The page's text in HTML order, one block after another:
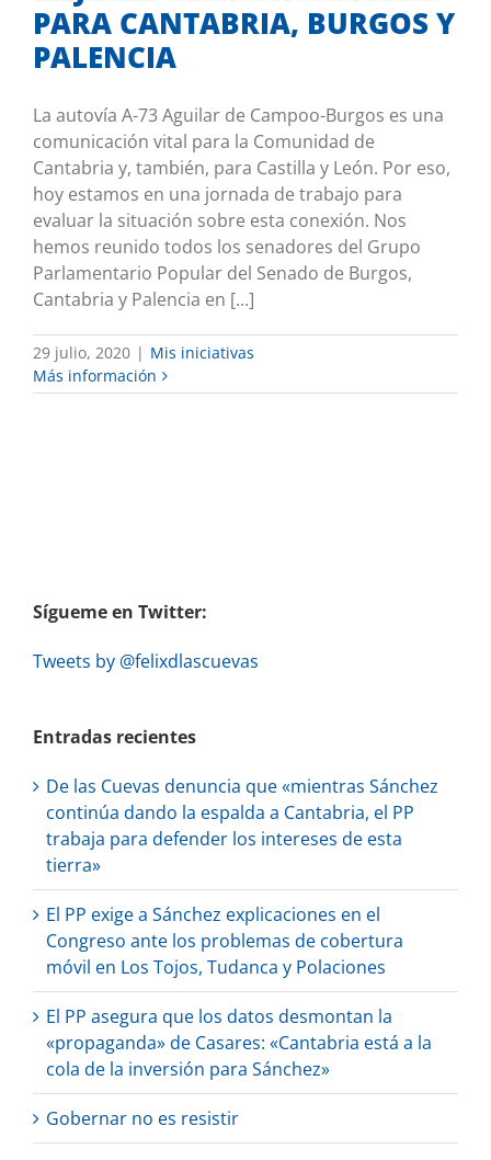
PARA CANTABRIA, BURGOS Y
PALENCIA
La autovía A-73 Aguilar de Campoo-Burgos es una
comunicación vital para la Comunidad de
Cantabria y, también, para Castilla y León. Por eso,
hoy estamos en una jornada de trabajo para
evaluar la situación sobre esta conexión. Nos
hemos reunido todos los senadores del Grupo
Parlamentario Popular del Senado de Burgos,
Cantabria y Palencia en [...]
29 julio, 2020 | Mis iniciativas
Más información
Sígueme en Twitter:
Tweets by @felixdlascuevas
Entradas recientes
De las Cuevas denuncia que «mientras Sánchez
continúa dando la espalda a Cantabria, el PP
trabaja para defender los intereses de esta
tierra»
El PP exige a Sánchez explicaciones en el
Congreso ante los problemas de cobertura
móvil en Los Tojos, Tudanca y Polaciones
El PP asegura que los datos desmontan la
«propaganda» de Casares: «Cantabria está a la
cola de la inversión para Sánchez»
Gobernar no es resistir